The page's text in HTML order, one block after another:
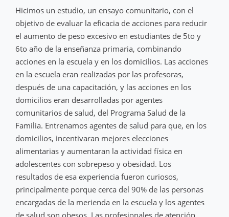
Hicimos un estudio, un ensayo comunitario, con el
objetivo de evaluar la eficacia de acciones para reducir
el aumento de peso excesivo en estudiantes de 5to y
6to año de la enseñanza primaria, combinando
acciones en la escuela y en los domicilios. Las acciones
en la escuela eran realizadas por las profesoras,
después de una capacitación, y las acciones en los
domicilios eran desarrolladas por agentes
comunitarios de salud, del Programa Salud de la
Familia. Entrenamos agentes de salud para que, en los
domicilios, incentivaran mejores elecciones
alimentarias y aumentaran la actividad física en
adolescentes con sobrepeso y obesidad. Los
resultados de esa experiencia fueron curiosos,
principalmente porque cerca del 90% de las personas
encargadas de la merienda en la escuela y los agentes
de salud son obesos. Las profesionales de atención